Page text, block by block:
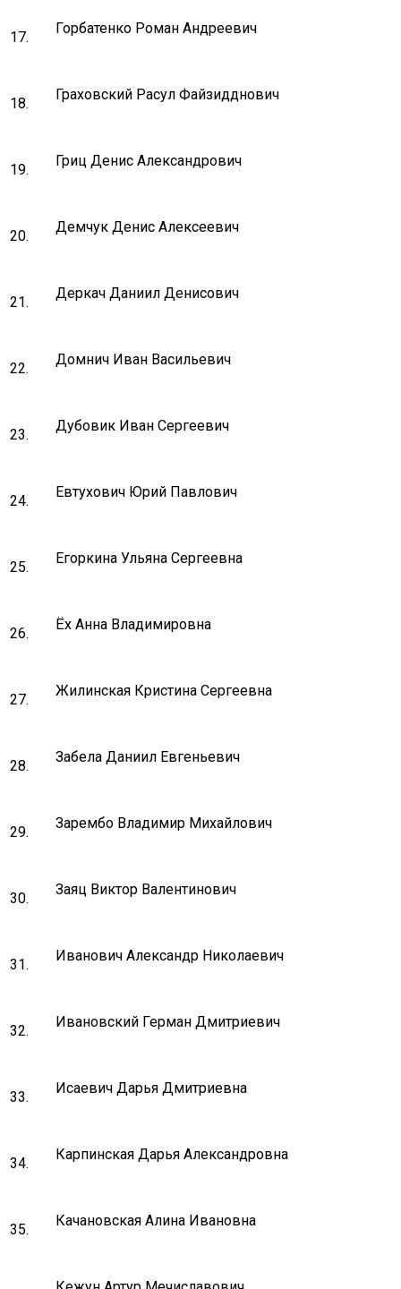
17.
Горбатенко Роман Андреевич
18.
Граховский Расул Файзидднович
19.
Гриц Денис Александрович
20.
Демчук Денис Алексеевич
21.
Деркач Даниил Денисович
22.
Домнич Иван Васильевич
23.
Дубовик Иван Сергеевич
24.
Евтухович Юрий Павлович
25.
Егоркина Ульяна Сергеевна
26.
Ёх Анна Владимировна
27.
Жилинская Кристина Сергеевна
28.
Забела Даниил Евгеньевич
29.
Зарембо Владимир Михайлович
30.
Заяц Виктор Валентинович
31.
Иванович Александр Николаевич
32.
Ивановский Герман Дмитриевич
33.
Исаевич Дарья Дмитриевна
34.
Карпинская Дарья Александровна
35.
Качановская Алина Ивановна